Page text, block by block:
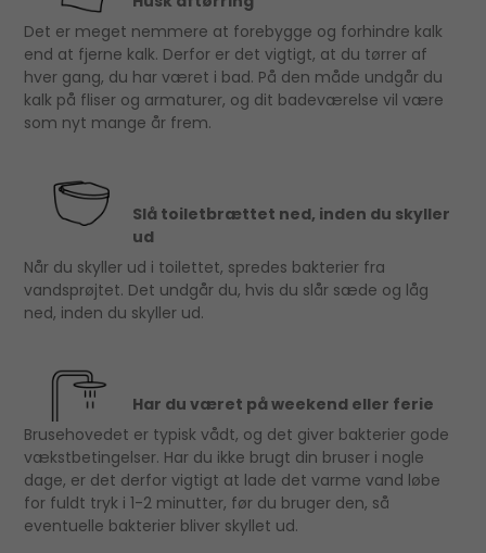
Det er meget nemmere at forebygge og forhindre kalk
end at fjerne kalk. Derfor er det vigtigt, at du tørrer af
hver gang, du har været i bad. På den måde undgår du
kalk på fliser og armaturer, og dit badeværelse vil være
som nyt mange år frem.
Slå toiletbrættet ned, inden du skyller
ud
Når du skyller ud i toilettet, spredes bakterier fra
vandsprøjtet. Det undgår du, hvis du slår sæde og låg
ned, inden du skyller ud.
Har du været på weekend eller ferie
Brusehovedet er typisk vådt, og det giver bakterier gode
vækstbetingelser. Har du ikke brugt din bruser i nogle
dage, er det derfor vigtigt at lade det varme vand løbe
for fuldt tryk i 1-2 minutter, før du bruger den, så
eventuelle bakterier bliver skyllet ud.